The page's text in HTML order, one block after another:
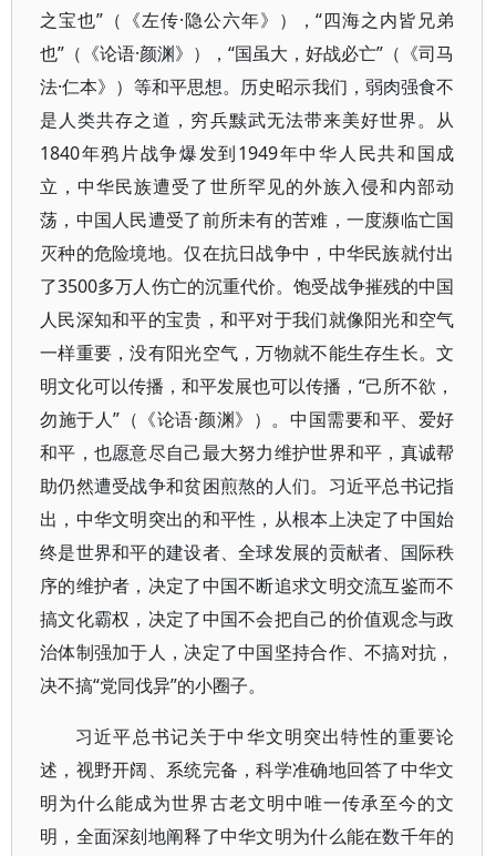
之宝也”（《左传·隐公六年》），“四海之内皆兄弟
也”（《论语·颜渊》），“国虽大，好战必亡”（《司马
法·仁本》）等和平思想。历史昭示我们，弱肉强食不
是人类共存之道，穷兵黩武无法带来美好世界。从
1840年鸦片战争爆发到1949年中华人民共和国成
立，中华民族遭受了世所罕见的外族入侵和内部动
荡，中国人民遭受了前所未有的苦难，一度濒临亡国
灭种的危险境地。仅在抗日战争中，中华民族就付出
了3500多万人伤亡的沉重代价。饱受战争摧残的中国
人民深知和平的宝贵，和平对于我们就像阳光和空气
一样重要，没有阳光空气，万物就不能生存生长。文
明文化可以传播，和平发展也可以传播，“己所不欲，
勿施于人”（《论语·颜渊》）。中国需要和平、爱好
和平，也愿意尽自己最大努力维护世界和平，真诚帮
助仍然遭受战争和贫困煎熬的人们。习近平总书记指
出，中华文明突出的和平性，从根本上决定了中国始
终是世界和平的建设者、全球发展的贡献者、国际秩
序的维护者，决定了中国不断追求文明交流互鉴而不
搞文化霸权，决定了中国不会把自己的价值观念与政
治体制强加于人，决定了中国坚持合作、不搞对抗，
决不搞“党同伐异”的小圈子。
习近平总书记关于中华文明突出特性的重要论
述，视野开阔、系统完备，科学准确地回答了中华文
明为什么能成为世界古老文明中唯一传承至今的文
明，全面深刻地阐释了中华文明为什么能在数千年的